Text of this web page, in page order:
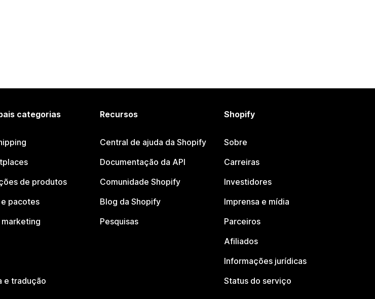
categorias
de produtos
pacotes
marketing
e tradução
Recursos
Central de ajuda da Shopify
Documentação da API
Comunidade Shopify
Blog da Shopify
Pesquisas
Shopify
Sobre
Carreiras
Investidores
Imprensa e mídia
Parceiros
Afiliados
Informações jurídicas
Status do serviço